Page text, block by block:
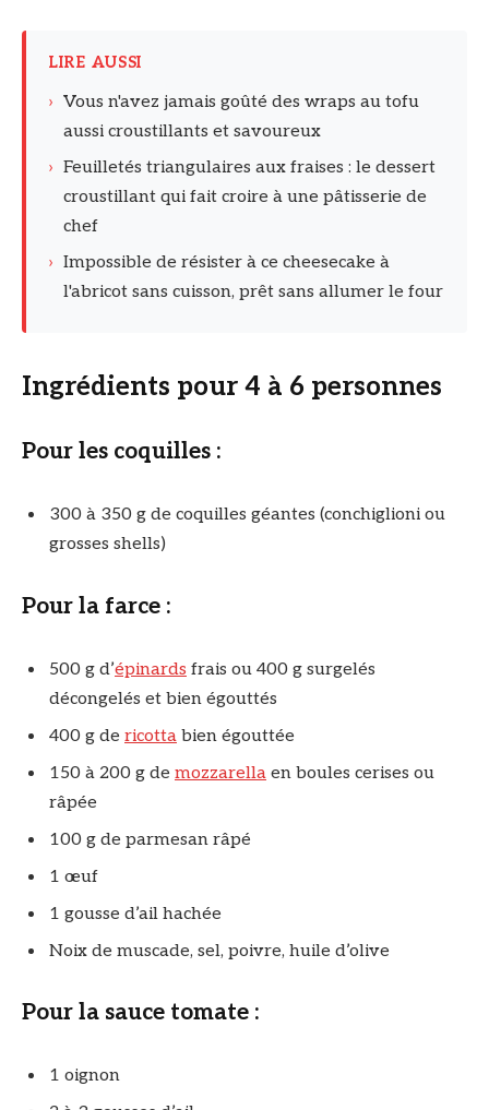
LIRE AUSSI
› Vous n'avez jamais goûté des wraps au tofu
aussi croustillants et savoureux
› Feuilletés triangulaires aux fraises : le dessert
croustillant qui fait croire à une pâtisserie de
chef
› Impossible de résister à ce cheesecake à
l'abricot sans cuisson, prêt sans allumer le four
Ingrédients pour 4 à 6 personnes
Pour les coquilles :
300 à 350 g de coquilles géantes (conchiglioni ou
grosses shells)
Pour la farce :
500 g d’épinards frais ou 400 g surgelés
décongelés et bien égouttés
400 g de ricotta bien égouttée
150 à 200 g de mozzarella en boules cerises ou
râpée
100 g de parmesan râpé
1 œuf
1 gousse d’ail hachée
Noix de muscade, sel, poivre, huile d’olive
Pour la sauce tomate :
1 oignon